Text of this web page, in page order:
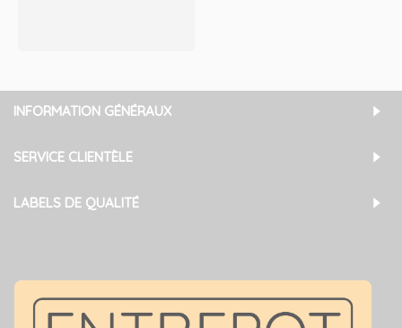
INFORMATION GÉNÉRAUX
SERVICE CLIENTÈLE
LABELS DE QUALITÉ